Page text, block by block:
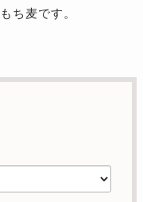
ち麦です。